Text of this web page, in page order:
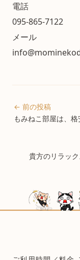
電話
095-865-7122
メール
← 前の投稿
もみねこ部屋は、
貴方のリラッ